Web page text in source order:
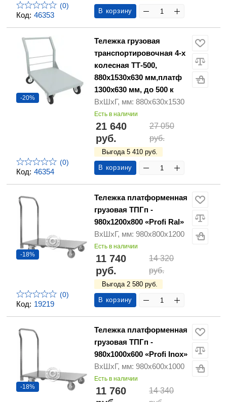
Код: 46353
(0)
В корзину
Код: 46354
-20%
(0)
Тележка грузовая
транспортировочная 4-х
колесная ТТ-500,
880х1530х630 мм,платф
1300х630 мм, до 500 к
ВхШхГ, мм: 880х630х1530
Есть в наличии
21 640
руб.
27 050
руб.
Выгода 5 410 руб.
В корзину
Код: 19219
-18%
(0)
Тележка платформенная
грузовая ТПГп -
980х1200х800 «Profi Ral»
ВхШхГ, мм: 980х800х1200
Есть в наличии
11 740
руб.
14 320
руб.
Выгода 2 580 руб.
В корзину
-18%
Тележка платформенная
грузовая ТПГп -
980х1000х600 «Profi Inox»
ВхШхГ, мм: 980х600х1000
Есть в наличии
11 760
14 340